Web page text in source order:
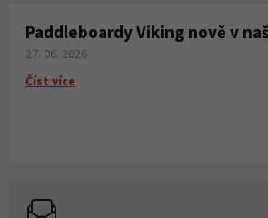
Paddleboardy Viking nově v
27. 06. 2026
Číst více